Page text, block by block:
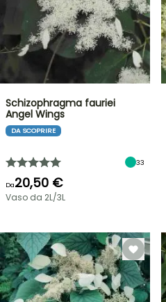
VENDITA
FLASH
FINO
AL
Schizophragma fauriei
Angel Wings
DA SCOPRIRE
33
Da20,50 €
Vaso da 2L/3L